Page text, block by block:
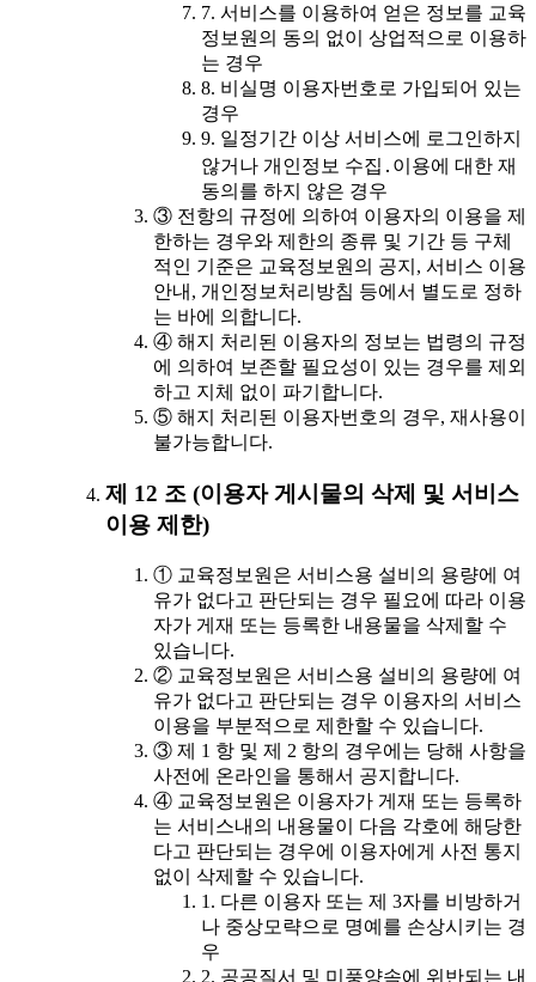
7. 서비스를 이용하여 얻은 정보를 교육
정보원의 동의 없이 상업적으로 이용하
는 경우
8. 비실명 이용자번호로 가입되어 있는
경우
9. 일정기간 이상 서비스에 로그인하지
않거나 개인정보 수집․이용에 대한 재
동의를 하지 않은 경우
③ 전항의 규정에 의하여 이용자의 이용을 제
한하는 경우와 제한의 종류 및 기간 등 구체
적인 기준은 교육정보원의 공지, 서비스 이용
안내, 개인정보처리방침 등에서 별도로 정하
는 바에 의합니다.
④ 해지 처리된 이용자의 정보는 법령의 규정
에 의하여 보존할 필요성이 있는 경우를 제외
하고 지체 없이 파기합니다.
⑤ 해지 처리된 이용자번호의 경우, 재사용이
불가능합니다.
제 12 조 (이용자 게시물의 삭제 및 서비스
이용 제한)
① 교육정보원은 서비스용 설비의 용량에 여
유가 없다고 판단되는 경우 필요에 따라 이용
자가 게재 또는 등록한 내용물을 삭제할 수
있습니다.
② 교육정보원은 서비스용 설비의 용량에 여
유가 없다고 판단되는 경우 이용자의 서비스
이용을 부분적으로 제한할 수 있습니다.
③ 제 1 항 및 제 2 항의 경우에는 당해 사항을
사전에 온라인을 통해서 공지합니다.
④ 교육정보원은 이용자가 게재 또는 등록하
는 서비스내의 내용물이 다음 각호에 해당한
다고 판단되는 경우에 이용자에게 사전 통지
없이 삭제할 수 있습니다.
1. 다른 이용자 또는 제 3자를 비방하거
나 중상모략으로 명예를 손상시키는 경
우
2. 공공질서 및 미풍양속에 위반되는 내